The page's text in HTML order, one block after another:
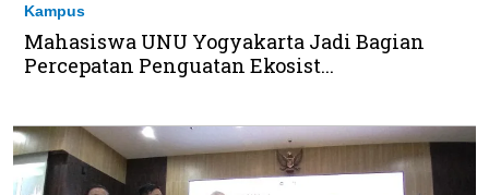
Kampus
Mahasiswa UNU Yogyakarta Jadi Bagian
Percepatan Penguatan Ekosist...